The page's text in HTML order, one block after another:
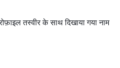
तस्वीर के साथ दिखाया गया नाम